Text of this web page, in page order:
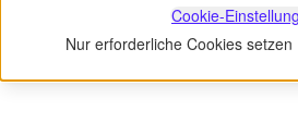
Cookie-
Nur erforderliche Cookies setzen